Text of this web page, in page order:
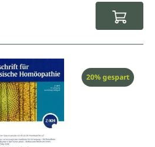
Rabatt
20% gespart